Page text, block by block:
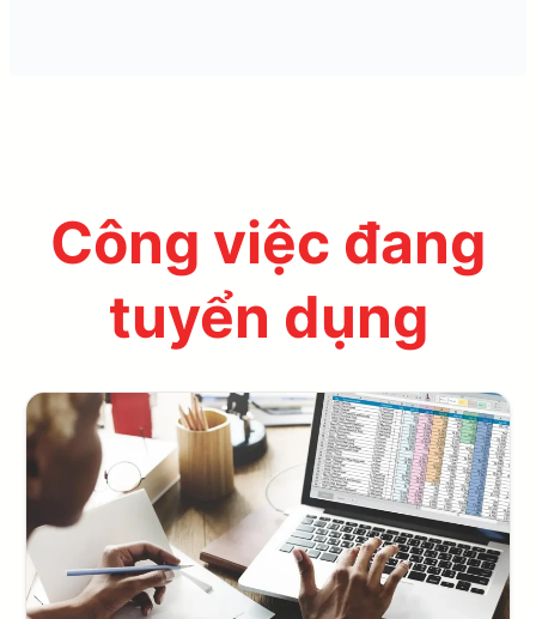
Công việc đang
tuyển dụng